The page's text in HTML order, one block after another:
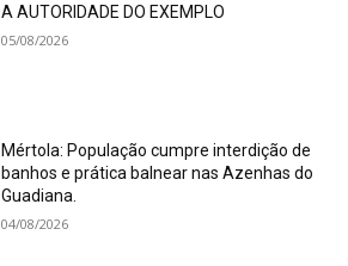
A AUTORIDADE DO EXEMPLO
05/08/2026
Mértola: População cumpre interdição de
banhos e prática balnear nas Azenhas do
Guadiana.
04/08/2026